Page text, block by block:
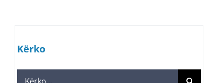
Kërko
Search